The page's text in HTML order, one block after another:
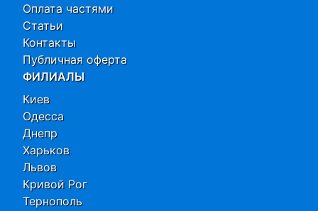
Оплата частями
Статьи
Контакты
Публичная оферта
ФИЛИАЛЫ
Киев
Одесса
Днепр
Харьков
Львов
Кривой Рог
Тернополь